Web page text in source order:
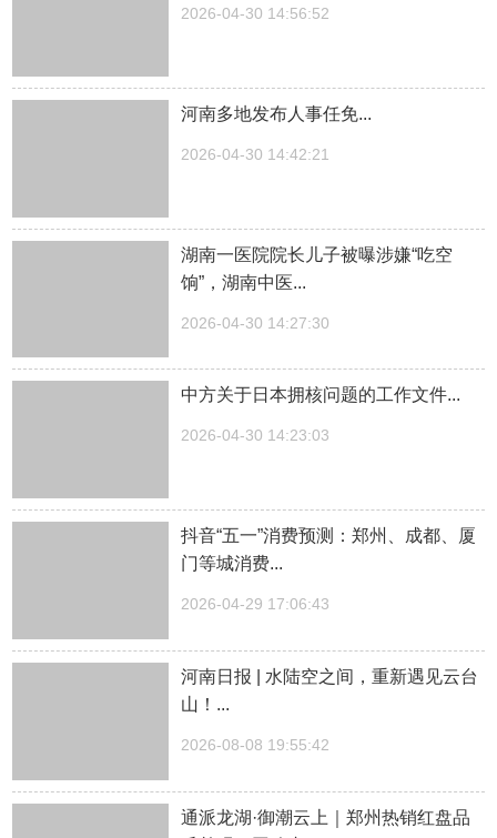
2026-04-30 14:56:52
河南多地发布人事任免...
2026-04-30 14:42:21
湖南一医院院长儿子被曝涉嫌“吃空
饷”，湖南中医...
2026-04-30 14:27:30
中方关于日本拥核问题的工作文件...
2026-04-30 14:23:03
抖音“五一”消费预测：郑州、成都、厦
门等城消费...
2026-04-29 17:06:43
河南日报 | 水陆空之间，重新遇见云台
山！...
2026-08-08 19:55:42
通派龙湖·御潮云上｜郑州热销红盘品